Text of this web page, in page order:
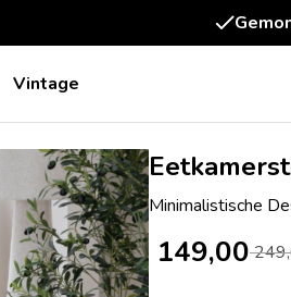
Betaal
Vintage
Minimalistische
149,00